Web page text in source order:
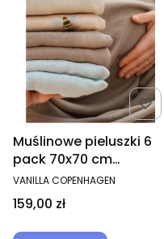
Muślinowe pieluszki 6
pack 70x70 cm
Honeybee
PRODUCENT
VANILLA COPENHAGEN
Cena
159,00 zł